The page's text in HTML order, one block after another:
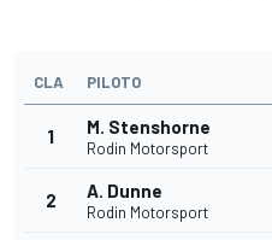
CLA PILOTO
1 M. Stenshorne
Rodin Motorsport
2 A. Dunne
Rodin Motorsport